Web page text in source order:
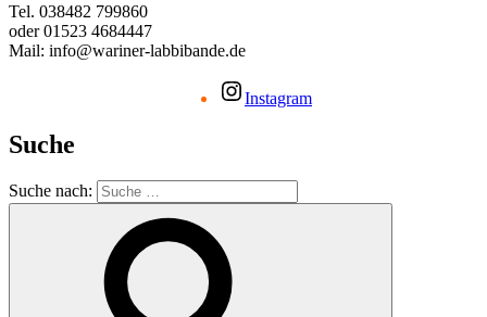
Tel. 038482 799860
oder 01523 4684447
Mail: info@wariner-labbibande.de
Instagram
Suche
Suche nach: